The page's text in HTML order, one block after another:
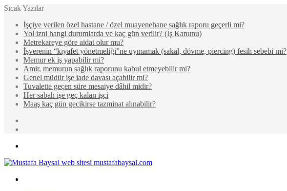
Sıcak Yazılar
İşçiye verilen özel hastane / özel muayenehane sağlık raporu geçerli mi?
Yol izni hangi durumlarda ve kaç gün verilir? (İş Kanunu)
Metrekareye göre aidat olur mu?
İşverenin “kıyafet yönetmeliği”ne uymamak (sakal, dövme, piercing) fesih sebebi mi?
Memur ek iş yapabilir mi?
Amir, memurun sağlık raporunu kabul etmeyebilir mi?
Genel müdür işe iade davası açabilir mi?
Tuvalette geçen süre mesaiye dâhil midir?
Her sabah işe geç kalan işçi
Maaş kaç gün gecikirse tazminat alınabilir?